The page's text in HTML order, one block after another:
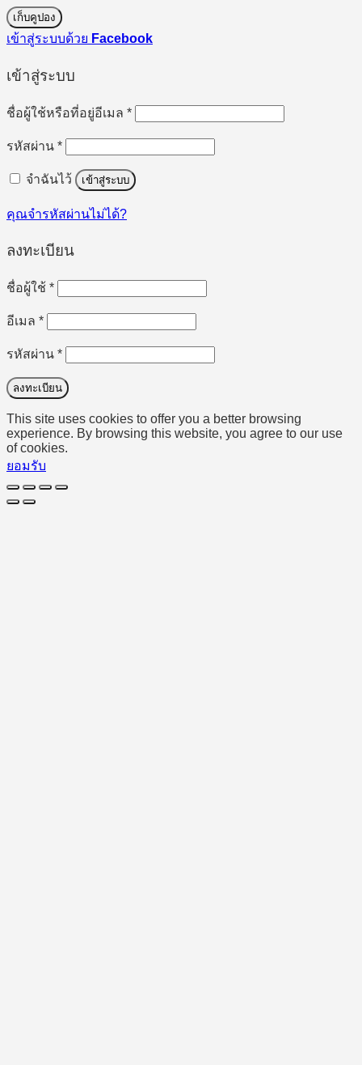
เก็บคูปอง
เข้าสู่ระบบด้วย Facebook
เข้าสู่ระบบ
ชื่อผู้ใช้หรือที่อยู่อีเมล *ต้องการ
รหัสผ่าน *ต้องการ
จำฉันไว้ เข้าสู่ระบบ
คุณจำรหัสผ่านไม่ได้?
ลงทะเบียน
ชื่อผู้ใช้ *ต้องการ
อีเมล *ต้องการ
รหัสผ่าน *ต้องการ
ลงทะเบียน
This site uses cookies to offer you a better browsing
experience. By browsing this website, you agree to our use
of cookies.
ยอมรับ